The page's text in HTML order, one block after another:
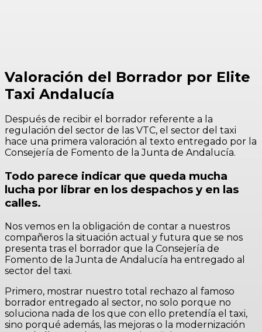
Valoración del Borrador por Elite
Taxi Andalucía
Después de recibir el borrador referente a la
regulación del sector de las VTC, el sector del taxi
hace una primera valoración al texto entregado por la
Consejería de Fomento de la Junta de Andalucía.
Todo parece indicar que queda mucha
lucha por librar en los despachos y en las
calles.
Nos vemos en la obligación de contar a nuestros
compañeros la situación actual y futura que se nos
presenta tras el borrador que la Consejería de
Fomento de la Junta de Andalucía ha entregado al
sector del taxi.
Primero, mostrar nuestro total rechazo al famoso
borrador entregado al sector, no solo porque no
soluciona nada de los que con ello pretendía el taxi,
sino porqué además, las mejoras o la modernización